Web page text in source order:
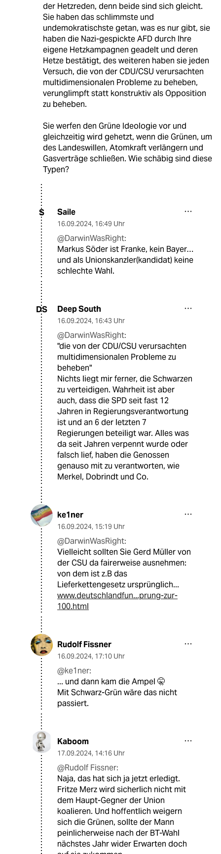
der Hetzreden, denn beide sind sich gleicht.
Sie haben das schlimmste und
undemokratischste getan, was es nur gibt, sie
haben die Nazi-gespickte AFD durch Ihre
eigene Hetzkampagnen geadelt und deren
Hetze bestätigt, des weiteren haben sie jeden
Versuch, die von der CDU/CSU verursachten
multidimensionalen Probleme zu beheben,
verunglimpft statt konstruktiv als Opposition
zu beheben.
Sie werfen den Grüne Ideologie vor und
gleichzeitig wird gehetzt, wenn die Grünen, um
des Landeswillen, Atomkraft verlängern und
Gasverträge schließen. Wie schäbig sind diese
Typen?
S Saile
16.09.2024, 16:49 Uhr
@DarwinWasRight:
Markus Söder ist Franke, kein Bayer…
und als Unionskanzler(kandidat) keine
schlechte Wahl.
DS Deep South
16.09.2024, 16:43 Uhr
@DarwinWasRight:
"die von der CDU/CSU verursachten
multidimensionalen Probleme zu
beheben"
Nichts liegt mir ferner, die Schwarzen
zu verteidigen. Wahrheit ist aber
auch, dass die SPD seit fast 12
Jahren in Regierungsverantwortung
ist und an 6 der letzten 7
Regierungen beteiligt war. Alles was
da seit Jahren verpennt wurde oder
falsch lief, haben die Genossen
genauso mit zu verantworten, wie
Merkel, Dobrindt und Co.
ke1ner
16.09.2024, 15:19 Uhr
@DarwinWasRight:
Vielleicht sollten Sie Gerd Müller von
der CSU da fairerweise ausnehmen:
von dem ist z.B das
Lieferkettengesetz ursprünglich...
www.deutschlandfun...prung-zur-
100.html
Rudolf Fissner
16.09.2024, 17:10 Uhr
@ke1ner:
... und dann kam die Ampel 🤫
Mit Schwarz-Grün wäre das nicht
passiert.
Kaboom
17.09.2024, 14:16 Uhr
@Rudolf Fissner:
Naja, das hat sich ja jetzt erledigt.
Fritze Merz wird sicherlich nicht mit
dem Haupt-Gegner der Union
koalieren. Und hoffentlich weigern
sich die Grünen, sollte der Mann
peinlicherweise nach der BT-Wahl
nächstes Jahr wider Erwarten doch